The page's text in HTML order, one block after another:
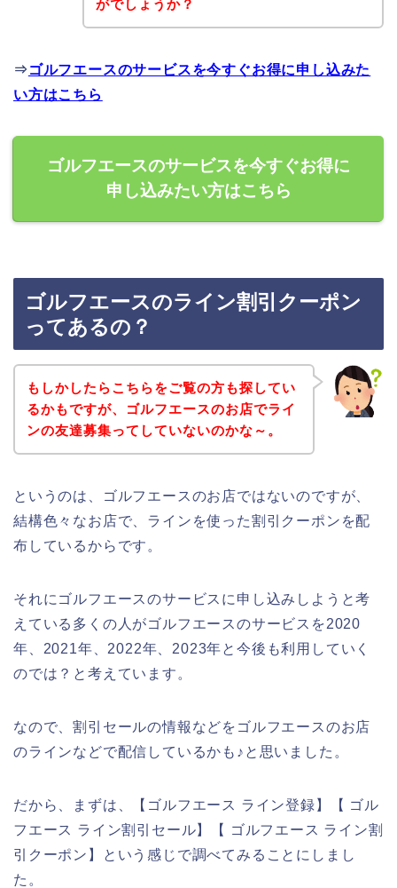
がでしょうか？
⇒ ゴルフエースのサービスを今すぐお得に申し込みた
い方はこちら
ゴルフエースのサービスを今すぐお得に
申し込みたい方はこちら
ゴルフエースのライン割引クーポン
ってあるの？
もしかしたらこちらをご覧の方も探してい
るかもですが、ゴルフエースのお店でライ
ンの友達募集ってしていないのかな～。
というのは、ゴルフエースのお店ではないのですが、
結構色々なお店で、ラインを使った割引クーポンを配
布しているからです。
それにゴルフエースのサービスに申し込みしようと考
えている多くの人がゴルフエースのサービスを2020
年、2021年、2022年、2023年と今後も利用していく
のでは？と考えています。
なので、割引セールの情報などをゴルフエースのお店
のラインなどで配信しているかも♪と思いました。
だから、まずは、【ゴルフエース ライン登録】【 ゴル
フエース ライン割引セール】【 ゴルフエース ライン割
引クーポン】という感じで調べてみることにしまし
た。